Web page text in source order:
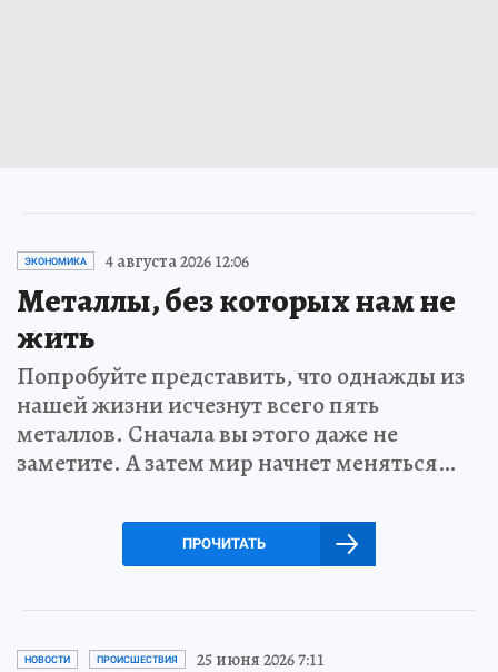
ЭКОНОМИКА 4 августа 2026 12:06
Металлы, без которых нам не
жить
Попробуйте представить, что однажды из
нашей жизни исчезнут всего пять
металлов. Сначала вы этого даже не
заметите. А затем мир начнет меняться…
ПРОЧИТАТЬ
НОВОСТИ ПРОИСШЕСТВИЯ 25 июня 2026 7:11